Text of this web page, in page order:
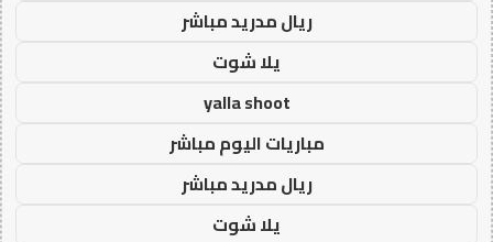
ريال مدريد مباشر
يلا شوت
yalla shoot
مباريات اليوم مباشر
ريال مدريد مباشر
يلا شوت